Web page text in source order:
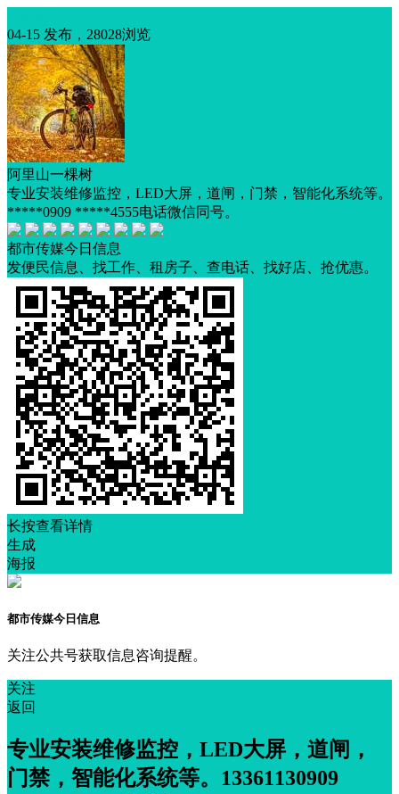
04-15 发布，28028浏览
阿里山一棵树
专业安装维修监控，LED大屏，道闸，门禁，智能化系统等。
*****0909 *****4555电话微信同号。
都市传媒今日信息
发便民信息、找工作、租房子、查电话、找好店、抢优惠。
长按查看详情
生成
海报
都市传媒今日信息
关注公共号获取信息咨询提醒。
关注
返回
专业安装维修监控，LED大屏，道闸，
门禁，智能化系统等。13361130909